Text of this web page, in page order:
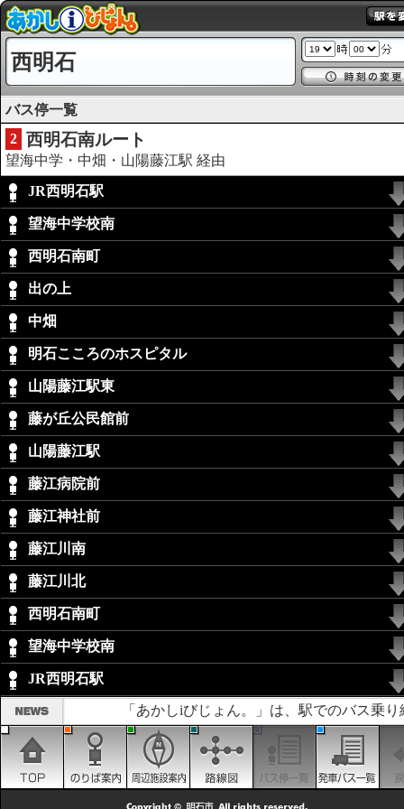
西明石
バス停一覧
2 西明石南ルート
望海中学・中畑・山陽藤江駅 経由
JR西明石駅
望海中学校南
西明石南町
出の上
中畑
明石こころのホスピタル
山陽藤江駅東
藤が丘公民館前
山陽藤江駅
藤江病院前
藤江神社前
藤江川南
藤江川北
西明石南町
望海中学校南
JR西明石駅
「あかしiびじょん。」は、駅でのバス乗